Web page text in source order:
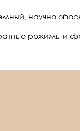
научно
режимы и